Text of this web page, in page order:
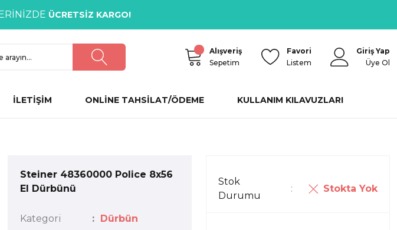
ÜCRETSİZ KARGO!
Alışveriş
Sepetim
Favori
Listem
Giriş Yap
Üye Ol
İLETİŞİM ONLİNE TAHSİLAT/ÖDEME KULLANIM KILAVUZLARI
Steiner 48360000 Police 8x56
El Dürbünü
Kategori
Dürbün
Stok
Durumu
Stokta Yok